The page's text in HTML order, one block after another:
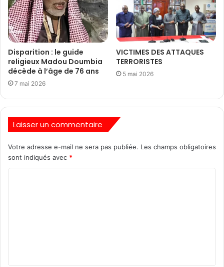
Disparition : le guide
religieux Madou Doumbia
décède à l’âge de 76 ans
7 mai 2026
VICTIMES DES ATTAQUES
TERRORISTES
5 mai 2026
Laisser un commentaire
Votre adresse e-mail ne sera pas publiée. Les champs obligatoires
sont indiqués avec *